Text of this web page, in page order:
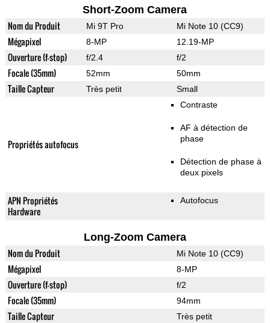
Short-Zoom Camera
Nom du Produit Mi 9T Pro Mi Note 10 (CC9)
Mégapixel 8-MP 12.19-MP
Ouverture (f-stop) f/2.4 f/2
Focale (35mm) 52mm 50mm
Taille Capteur Très petit Small
Propriétés autofocus
Contraste
AF à détection de
phase
Détection de phase à
deux pixels
APN Propriétés
Hardware
Autofocus
Long-Zoom Camera
Nom du Produit Mi Note 10 (CC9)
Mégapixel 8-MP
Ouverture (f-stop) f/2
Focale (35mm) 94mm
Taille Capteur Très petit